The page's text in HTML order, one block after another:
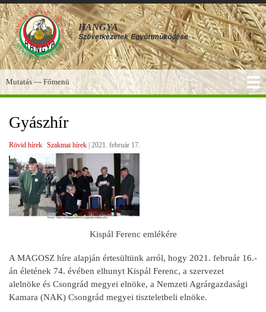
Ugrás
a
tartalomra
HANGYA
Szövetkezetek Együttműködése
Főmenü
Mutatás — Főmenü
Gyászhír
Rövid hírek Szakmai hírek 2021. február 17.
Kispál Ferenc emlékére
A MAGOSZ híre alapján értesültünk arról, hogy 2021. február 16.-
án életének 74. évében elhunyt Kispál Ferenc, a szervezet
alelnöke és Csongrád megyei elnöke, a Nemzeti Agrárgazdasági
Kamara (NAK) Csongrád megyei tiszteletbeli elnöke.